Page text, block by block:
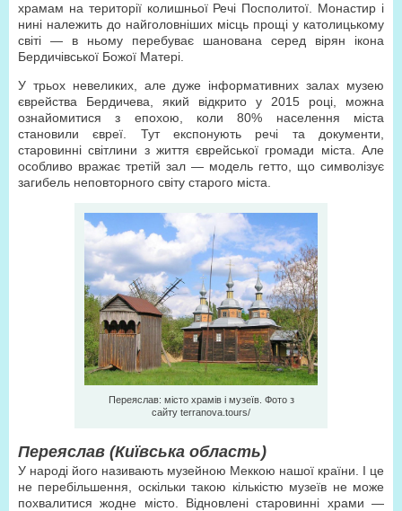
храмам на території колишньої Речі Посполитої. Монастир і
нині належить до найголовніших місць прощі у католицькому
світі — в ньому перебуває шанована серед вірян ікона
Бердичівської Божої Матері.
У трьох невеликих, але дуже інформативних залах музею
єврейства Бердичева, який відкрито у 2015 році, можна
ознайомитися з епохою, коли 80% населення міста
становили євреї. Тут експонують речі та документи,
старовинні світлини з життя єврейської громади міста. Але
особливо вражає третій зал — модель гетто, що символізує
загибель неповторного світу старого міста.
Переяслав: місто храмів і музеїв. Фото з
сайту terranova.tours/
Переяслав (Київська область)
У народі його називають музейною Меккою нашої країни. І це
не перебільшення, оскільки такою кількістю музеїв не може
похвалитися жодне місто. Відновлені старовинні храми —